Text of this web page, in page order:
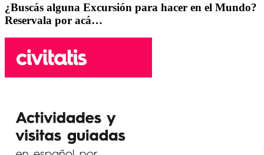
¿Buscás alguna Excursión para hacer en el Mundo?
Reservala por acá…